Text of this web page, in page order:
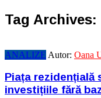
Tag Archives:
ANALIZE Autor: Oana
Piața rezidențială
investițiile fără